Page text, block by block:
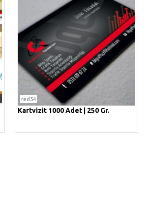
red54
Kartvizit 1000 Adet | 250 Gr.